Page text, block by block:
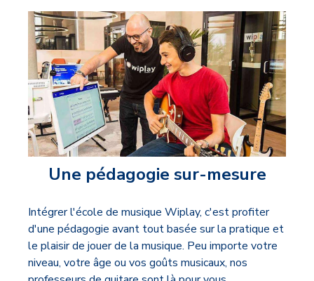
Une pédagogie sur-mesure
Intégrer l'école de musique Wiplay, c'est profiter
d'une pédagogie avant tout basée sur la pratique et
le plaisir de jouer de la musique. Peu importe votre
niveau, votre âge ou vos goûts musicaux, nos